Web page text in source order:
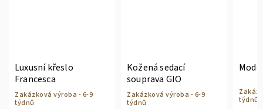
Luxusní křeslo
Francesca
Zakázková výroba - 6-9
týdnů
Kožená sedací
souprava GIO
Zakázková výroba - 6-9
týdnů
týdnů